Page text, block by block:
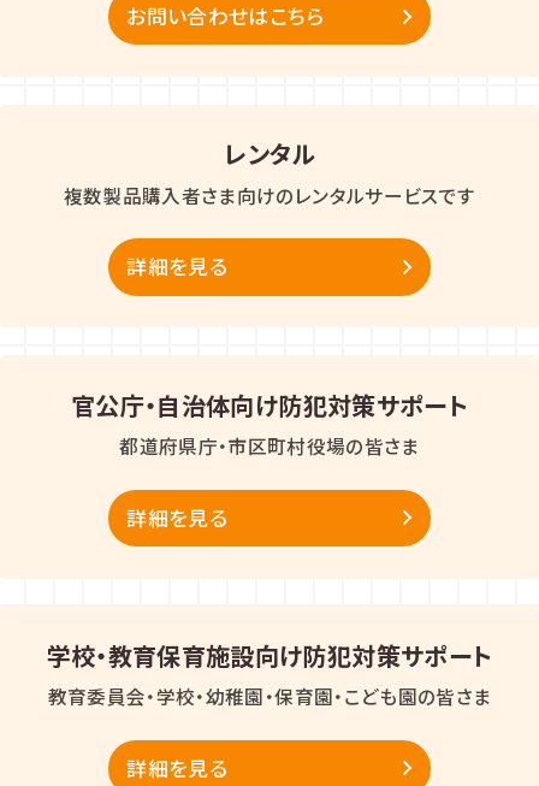
お問い合わせはこちら
レンタル
複数製品購入者さま向けのレンタルサービスです
詳細を見る
官公庁・自治体向け防犯対策サポート
都道府県庁・市区町村役場の皆さま
詳細を見る
学校・教育保育施設向け防犯対策サポート
教育委員会・学校・幼稚園・保育園・こども園の皆さま
詳細を見る